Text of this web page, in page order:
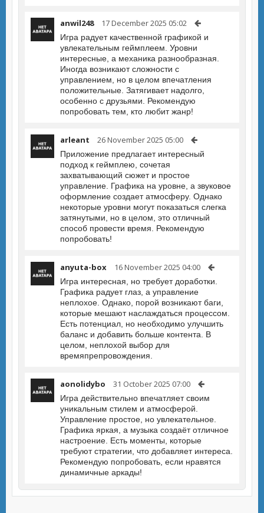
anwil248 17 December 2025 05:02
Игра радует качественной графикой и
увлекательным геймплеем. Уровни
интересные, а механика разнообразная.
Иногда возникают сложности с
управлением, но в целом впечатления
положительные. Затягивает надолго,
особенно с друзьями. Рекомендую
попробовать тем, кто любит жанр!
arleant 26 November 2025 05:00
Приложение предлагает интересный
подход к геймплею, сочетая
захватывающий сюжет и простое
управление. Графика на уровне, а звуковое
оформление создает атмосферу. Однако
некоторые уровни могут показаться слегка
затянутыми, но в целом, это отличный
способ провести время. Рекомендую
попробовать!
anyuta-box 16 November 2025 04:00
Игра интересная, но требует доработки.
Графика радует глаз, а управление
неплохое. Однако, порой возникают баги,
которые мешают наслаждаться процессом.
Есть потенциал, но необходимо улучшить
баланс и добавить больше контента. В
целом, неплохой выбор для
времяпрепровождения.
aonolidybo 31 October 2025 07:00
Игра действительно впечатляет своим
уникальным стилем и атмосферой.
Управление простое, но увлекательное.
Графика яркая, а музыка создаёт отличное
настроение. Есть моменты, которые
требуют стратегии, что добавляет интереса.
Рекомендую попробовать, если нравятся
динамичные аркады!